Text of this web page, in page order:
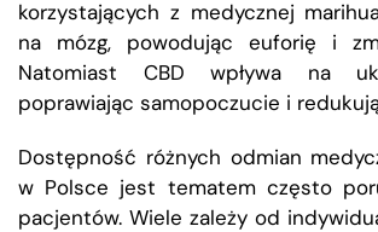
korzystających z medycznej
na mózg, powodując euforię i
Natomiast CBD wpływa na
poprawiając samopoczucie i
Dostępność różnych odmian
w Polsce jest tematem często
pacjentów. Wiele zależy od